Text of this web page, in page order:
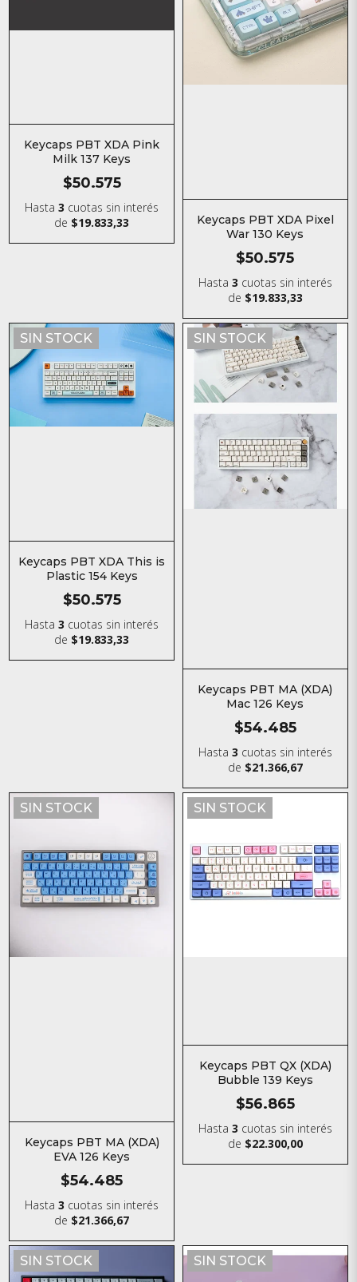
Keycaps PBT XDA Pink
Milk 137 Keys
$50.575
Hasta3 cuotas sin interés
de $19.833,33
Keycaps PBT XDA Pixel
War 130 Keys
$50.575
Hasta 3 cuotas sin interés
de $19.833,33
SIN STOCK
Keycaps PBT XDA This is
Plastic 154 Keys
$50.575
Hasta3 cuotas sin interés
de $19.833,33
SIN STOCK
Keycaps PBT MA (XDA)
Mac 126 Keys
$54.485
Hasta 3 cuotas sin interés
de $21.366,67
SIN STOCK
Keycaps PBT MA (XDA)
EVA 126 Keys
$54.485
Hasta3 cuotas sin interés
de $21.366,67
SIN STOCK
Keycaps PBT QX (XDA)
Bubble 139 Keys
$56.865
Hasta 3 cuotas sin interés
de $22.300,00
SIN STOCK SIN STOCK